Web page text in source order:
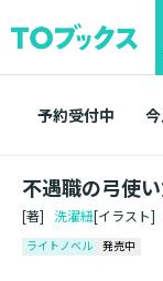
予約受付中
不遇職の弓使
[著] 洗濯紐[イラスト]
ライトノベル 発売中